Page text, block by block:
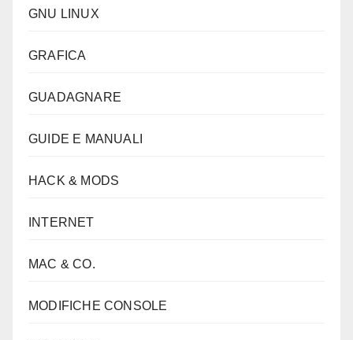
GNU LINUX
GRAFICA
GUADAGNARE
GUIDE E MANUALI
HACK & MODS
INTERNET
MAC & CO.
MODIFICHE CONSOLE